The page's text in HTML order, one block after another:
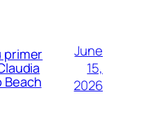
primer
Beach
June
15,
2026